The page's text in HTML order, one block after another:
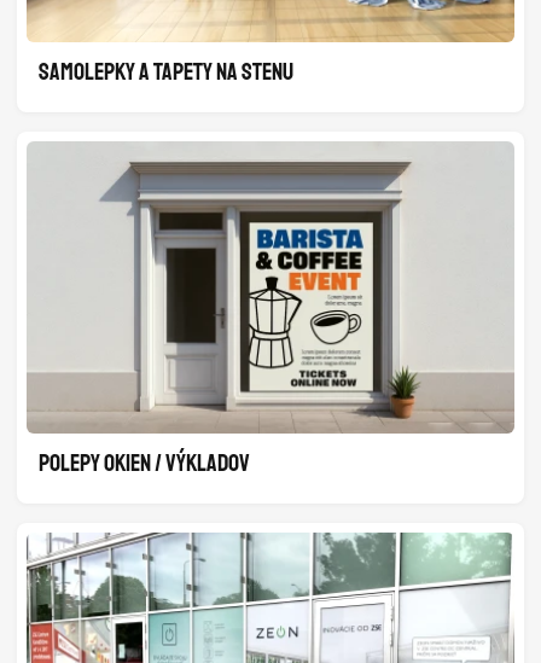
SAMOLEPKY A TAPETY NA STENU
POLEPY OKIEN / VÝKLADOV